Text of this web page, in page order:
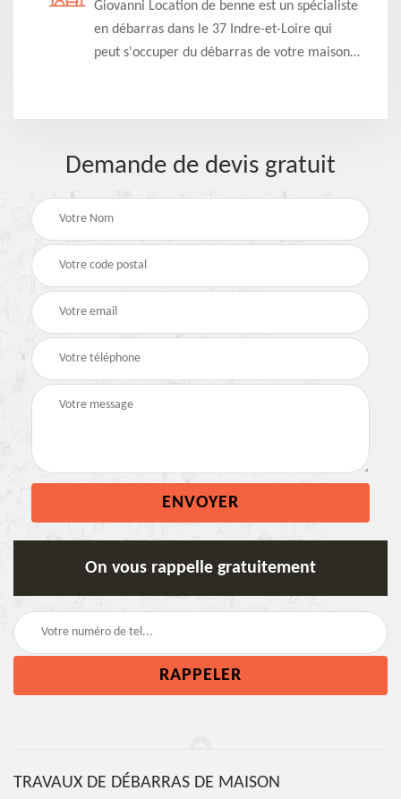
Giovanni Location de benne est un spécialiste
en débarras dans le 37 Indre-et-Loire qui
peut s'occuper du débarras de votre maison
Demande de devis gratuit
On vous rappelle gratuitement
TRAVAUX DE DÉBARRAS DE MAISON